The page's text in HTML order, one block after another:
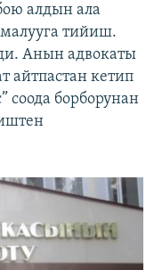
алдын ала
тийиш.
Анын адвокаты
айтпастан кетип
соода борборунан